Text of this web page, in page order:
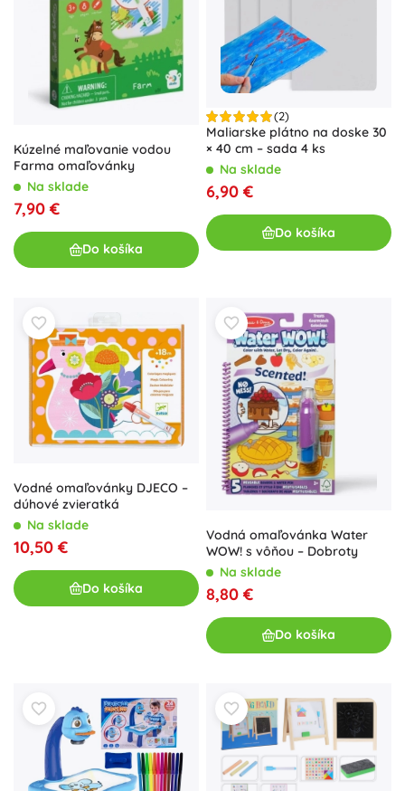
Kúzelné maľovanie vodou
Farma omaľovánky
Na sklade
7,90 €
Do košíka
(2)
Maliarske plátno na doske 30
× 40 cm – sada 4 ks
Na sklade
6,90 €
Do košíka
Vodné omaľovánky DJECO –
dúhové zvieratká
Na sklade
10,50 €
Do košíka
Vodná omaľovánka Water
WOW! s vôňou – Dobroty
Na sklade
8,80 €
Do košíka